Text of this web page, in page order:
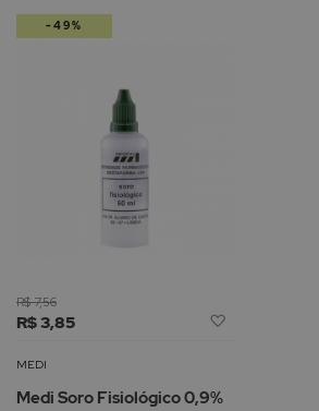
R$ 3,85
R$ 7,56
MEDI
Medi Soro Fisiológico 0,9%
-49%